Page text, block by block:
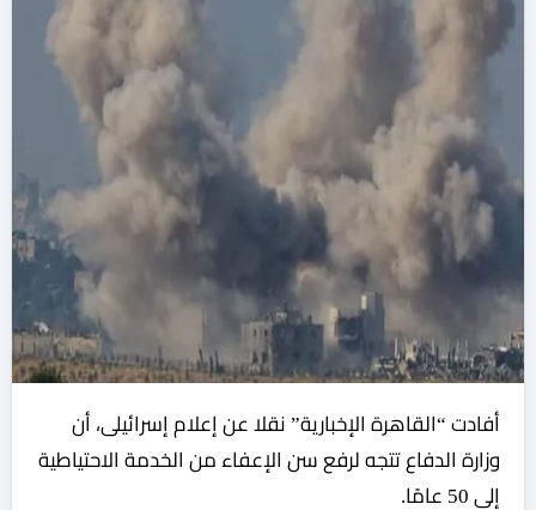
وزارة الدفاع تتجه لرفع سن الإعفاء من الخدمة الاحتياطية
إلى 50 عامًا.